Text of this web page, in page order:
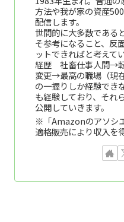
方法や我が家の資産
配信します。
世間的に大多数である
そ参考になること、反
ットできればと考えてい
経歴 社畜仕事人間→
変更→最高の職場（現
の一握りしか経験でき
も経験しており、それ
公開していきます。
※「Amazonのアソシ
適格販売により収入を